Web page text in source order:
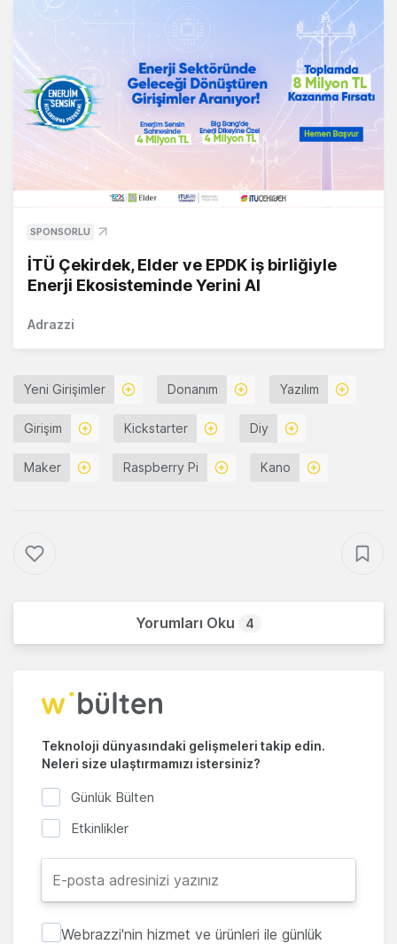
SPONSORLU
İTÜ Çekirdek, Elder ve EPDK iş birliğiyle
Enerji Ekosisteminde Yerini Al
Adrazzi
Yeni Girişimler Donanım Yazılım
Girişim Kickstarter Diy
Maker Raspberry Pi Kano
Yorumları Oku 4
Teknoloji dünyasındaki gelişmeleri takip edin.
Neleri size ulaştırmamızı istersiniz?
Günlük Bülten
Etkinlikler
Webrazzi'nin hizmet ve ürünleri ile günlük